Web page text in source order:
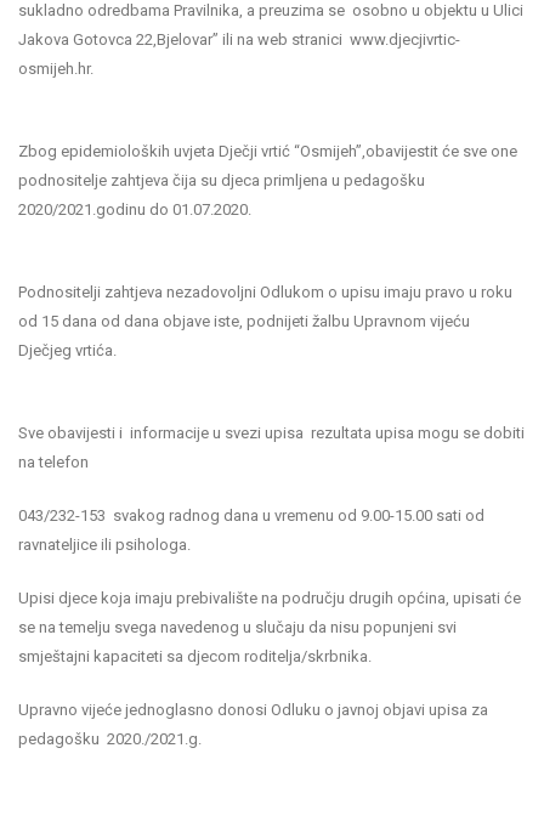
sukladno odredbama Pravilnika, a preuzima se osobno u objektu u Ulici
Jakova Gotovca 22,Bjelovar” ili na web stranici www.djecjivrtic-
osmijeh.hr.
Zbog epidemioloških uvjeta Dječji vrtić “Osmijeh”,obavijestit će sve one
podnositelje zahtjeva čija su djeca primljena u pedagošku
2020/2021.godinu do 01.07.2020.
Podnositelji zahtjeva nezadovoljni Odlukom o upisu imaju pravo u roku
od 15 dana od dana objave iste, podnijeti žalbu Upravnom vijeću
Dječjeg vrtića.
Sve obavijesti i informacije u svezi upisa rezultata upisa mogu se dobiti
na telefon
043/232-153 svakog radnog dana u vremenu od 9.00-15.00 sati od
ravnateljice ili psihologa.
Upisi djece koja imaju prebivalište na području drugih općina, upisati će
se na temelju svega navedenog u slučaju da nisu popunjeni svi
smještajni kapaciteti sa djecom roditelja/skrbnika.
Upravno vijeće jednoglasno donosi Odluku o javnoj objavi upisa za
pedagošku 2020./2021.g.